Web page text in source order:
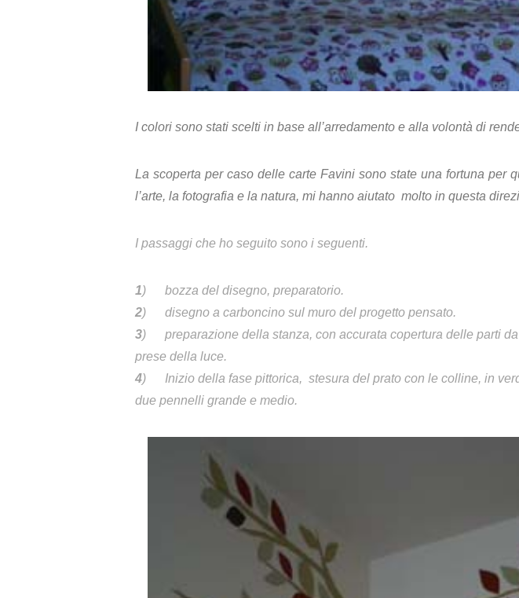
I colori sono stati scelti in base all’arredamento e alla volontà di
La scoperta per caso delle carte Favini sono state una fortuna per
l’arte, la fotografia e la natura, mi hanno aiutato molto in questa
I passaggi che ho seguito sono i seguenti.
1) bozza del disegno, preparatorio.
2) disegno a carboncino sul muro del progetto pensato.
3) preparazione della stanza, con accurata copertura delle parti
prese della luce.
4) Inizio della fase pittorica, stesura del prato con le colline, in
due pennelli grande e medio.